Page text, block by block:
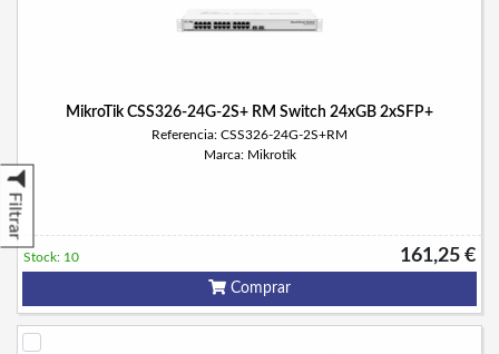
Filtrar
MikroTik CSS326-24G-2S+ RM Switch 24xGB 2xSFP+
Referencia: CSS326-24G-2S+RM
Marca: Mikrotik
161,25 €
Stock: 10
Comprar